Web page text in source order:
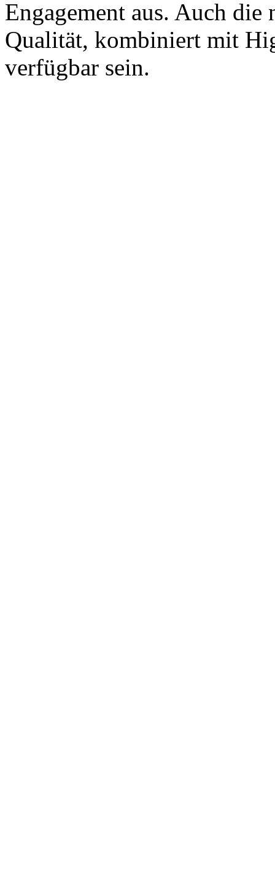
Engagement aus. Auch
Qualität, kombiniert mit
verfügbar sein.